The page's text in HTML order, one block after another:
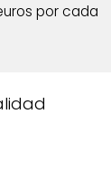
por cada